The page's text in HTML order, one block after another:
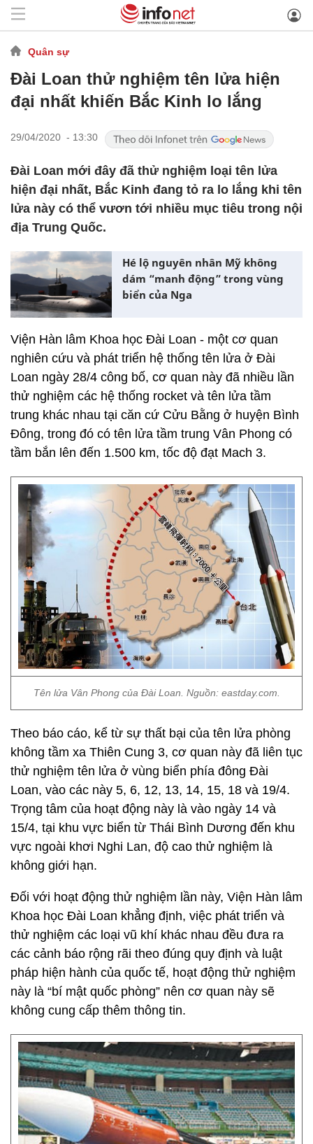
Quân sự
Đài Loan thử nghiệm tên lửa hiện
đại nhất khiến Bắc Kinh lo lắng
29/04/2020 - 13:30
Đài Loan mới đây đã thử nghiệm loại tên lửa
hiện đại nhất, Bắc Kinh đang tỏ ra lo lắng khi tên
lửa này có thể vươn tới nhiều mục tiêu trong nội
địa Trung Quốc.
Hé lộ nguyên nhân Mỹ không
dám “manh động” trong vùng
biển của Nga
Viện Hàn lâm Khoa học Đài Loan - một cơ quan
nghiên cứu và phát triển hệ thống tên lửa ở Đài
Loan ngày 28/4 công bố, cơ quan này đã nhiều lần
thử nghiệm các hệ thống rocket và tên lửa tầm
trung khác nhau tại căn cứ Cửu Bằng ở huyện Bình
Đông, trong đó có tên lửa tầm trung Vân Phong có
tầm bắn lên đến 1.500 km, tốc độ đạt Mach 3.
Tên lửa Vân Phong của Đài Loan. Nguồn: eastday.com.
Theo báo cáo, kể từ sự thất bại của tên lửa phòng
không tầm xa Thiên Cung 3, cơ quan này đã liên tục
thử nghiệm tên lửa ở vùng biển phía đông Đài
Loan, vào các này 5, 6, 12, 13, 14, 15, 18 và 19/4.
Trọng tâm của hoạt động này là vào ngày 14 và
15/4, tại khu vực biển từ Thái Bình Dương đến khu
vực ngoài khơi Nghi Lan, độ cao thử nghiệm là
không giới hạn.
Đối với hoạt động thử nghiệm lần này, Viện Hàn lâm
Khoa học Đài Loan khẳng định, việc phát triển và
thử nghiệm các loại vũ khí khác nhau đều đưa ra
các cảnh báo rộng rãi theo đúng quy định và luật
pháp hiện hành của quốc tế, hoạt động thử nghiệm
này là “bí mật quốc phòng” nên cơ quan này sẽ
không cung cấp thêm thông tin.